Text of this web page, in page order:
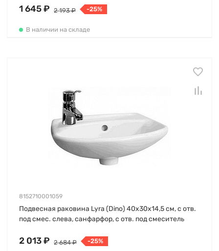
1 645 ₽ 2 193 ₽ -25%
В наличии на складе
8152710001059
Подвесная раковина Lyrа (Dino) 40х30х14,5 см, с отв.
под смес. слева, санфарфор, с отв. под смеситель
2 013 ₽ 2 684 ₽ -25%